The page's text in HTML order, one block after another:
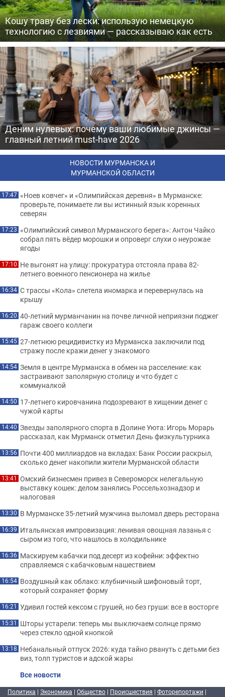
Кошу траву без лески: использую немецкую
технологию с лезвиями — рассказываю как есть
Деним нулевых: почему ваши любимые джинсы —
главный летний must-have 2026
НОВОСТИ МУРМАНСКА И
МУРМАНСКОЙ ОБЛАСТИ
17:47 «Ноев ковчег» и «Олимпийская деревня» в Мурманске:
проверьте, понимаете ли вы истинный язык коренных
северян
17:23 «Олимпийский символ Мурманского берега»: Антон Чайко
собрал пять вёдер морошки и опроверг слухи о неурожае
ягоды
17:10 Не выгонят на улицу: прокуратура отстояла права 82-
летнего военного пенсионера на жилье
16:34 С трассы «Кола» слетела иномарка и перевернулась на
крышу
16:20 40-летний мурманчанин на почве личной неприязни поджег
гараж своего коллеги
15:45 27-летнюю рецидивистку из Мурманска заключили под
стражу после кражи денег у знакомого
14:54 Земля в центре Мурманска в обмен на расселение: как
застраивают заполярную столицу и что будет с
коммуналкой
14:50 17-летнего кировчанина подозревают в хищении денег с
чужой карты
14:40 Звезды заполярного спорта в Долине Уюта: Игорь Морарь
рассказал, как Мурманск отметил День физкультурника
13:56 Почти 400 миллиардов на вкладах: Банк России раскрыл,
сколько денег накопили жители Мурманской области
13:41 Омский бизнесмен привез в Североморск нелегальную
выставку кошек: делом занялись Россельхознадзор и
налоговая
13:30 В Мурманске 35-летний мужчина выломал дверь ресторана
16:39 Итальянская импровизация: ленивая овощная лазанья с
сыром из того, что нашлось в холодильнике
16:36 Маскируем кабачки под десерт из кофейни: эффектно
справляемся с кабачковым нашествием
16:54 Воздушный как облако: клубничный шифоновый торт,
который сохраняет форму
16:21 Удивил гостей кексом с грушей, но без груши: все в восторге
15:31 Шторы устарели: теперь мы выключаем солнце прямо
через стекло одной кнопкой
13:18 Небанальный отпуск 2026: куда тайно рвануть с детьми без
виз, толп туристов и адской жары
Все новости
Политика | Экономика | Общество | Происшествия | Фоторепортажи |